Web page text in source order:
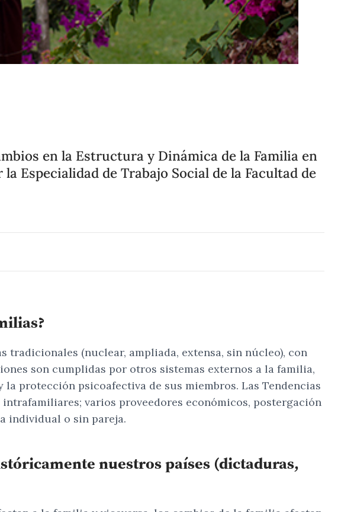
Compartir Cambiar el tamaño
en la Estructura y Dinámica de la Familia en
Especialidad de Trabajo Social de la Facultad de
(nuclear, ampliada, extensa, sin núcleo), con
son cumplidas por otros sistemas externos a la familia,
protección psicoafectiva de sus miembros. Las Tendencias
varios proveedores económicos, postergación
individual o sin pareja.
nuestros países (dictaduras,